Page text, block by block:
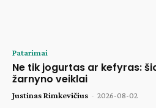
Patarimai
Ne tik jogurtas ar kefyras:
žarnyno veiklai
Justinas Rimkevičius - 2026-08-02